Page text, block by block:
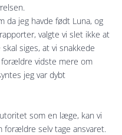
da jeg havde født Luna, og
valgte vi slet ikke at
siges, at vi snakkede
vidste mere om
jeg var dybt
som en læge, kan vi
forældre selv tage ansvaret.